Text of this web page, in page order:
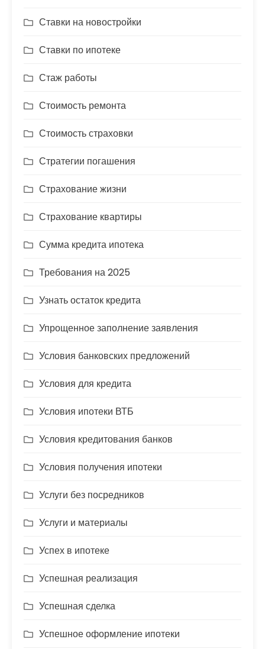
Ставки на новостройки
Ставки по ипотеке
Стаж работы
Стоимость ремонта
Стоимость страховки
Стратегии погашения
Страхование жизни
Страхование квартиры
Сумма кредита ипотека
Требования на 2025
Узнать остаток кредита
Упрощенное заполнение заявления
Условия банковских предложений
Условия для кредита
Условия ипотеки ВТБ
Условия кредитования банков
Условия получения ипотеки
Услуги без посредников
Услуги и материалы
Успех в ипотеке
Успешная реализация
Успешная сделка
Успешное оформление ипотеки